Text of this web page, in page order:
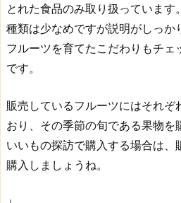
とれた食品のみ取り扱っています。
種類は少なめですが説明がしっか
フルーツを育てたこだわりもチェ
です。
販売しているフルーツにはそれぞ
おり、その季節の旬である果物を
いいもの探訪で購入する場合は、
購入しましょうね。